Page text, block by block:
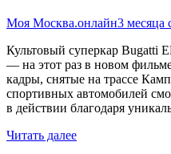
Моя Москва.онлайн3 месяца
Культовый суперкар Bugatti
— на этот раз в новом
кадры, снятые на трассе
спортивных автомобилей
в действии благодаря
Читать далее